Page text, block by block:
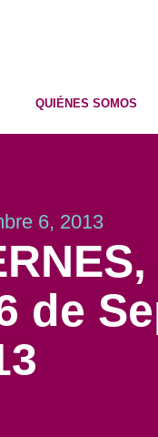
QUIÉNES SOMOS
6, 2013
de